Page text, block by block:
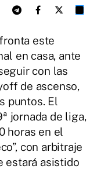
este
en casa, ante
con las
de ascenso,
puntos. El
jornada de liga,
horas en el
con arbitraje
estará asistido